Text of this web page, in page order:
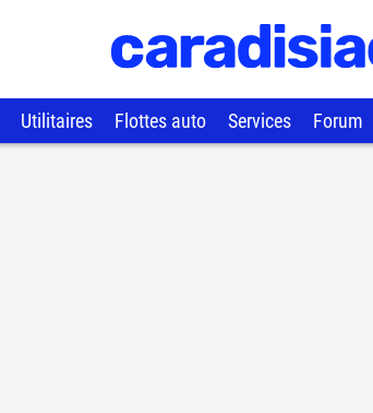
Utilitaires Flottes auto Services Forum